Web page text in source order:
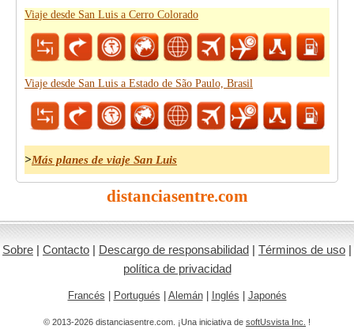
Viaje desde San Luis a Cerro Colorado
Viaje desde San Luis a Estado de São Paulo, Brasil
>Más planes de viaje San Luis
distanciasentre.com
Sobre | Contacto | Descargo de responsabilidad | Términos de uso |
política de privacidad
Francés Portugués Alemán| Inglés Japonés
© 2013-2026 distanciasentre.com. ¡Una iniciativa de softUsvista Inc. !